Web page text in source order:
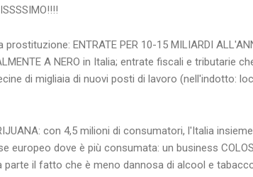
ENTRATE PER 10-15 MILIARDI
A NERO in Italia; entrate fiscali e tributarie
di migliaia di nuovi posti di lavoro (nell'indotto:
con 4,5 milioni di consumatori, l'Italia
europeo dove è più consumata: un business
parte il fatto che è meno dannosa di alcool e